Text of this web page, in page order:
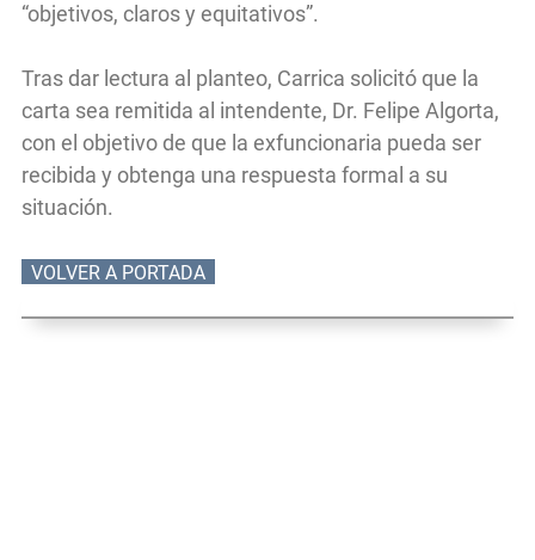
“objetivos, claros y equitativos”.
Tras dar lectura al planteo, Carrica solicitó que la
carta sea remitida al intendente, Dr. Felipe Algorta,
con el objetivo de que la exfuncionaria pueda ser
recibida y obtenga una respuesta formal a su
situación.
VOLVER A PORTADA